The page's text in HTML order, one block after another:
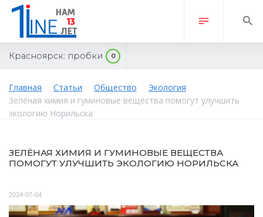
Красноярск: пробки 0
Главная Статьи Общество
Экология
Зелёная химия и гуминовые вещества помогут улучшить
экологию Норильска
ЗЕЛЁНАЯ ХИМИЯ И ГУМИНОВЫЕ ВЕЩЕСТВА
ПОМОГУТ УЛУЧШИТЬ ЭКОЛОГИЮ НОРИЛЬСКА
2024-07-04